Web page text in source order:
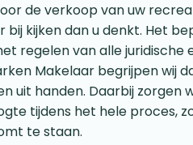
de verkoop van uw
kijken dan u denkt. Het
regelen van alle
Makelaar begrijpen wij
uit handen. Daarbij
tijdens het hele proces,
te staan.